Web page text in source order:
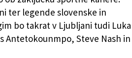
ter legende slovenske in
bo takrat v Ljubljani tudi Luka
Antetokounmpo, Steve Nash in